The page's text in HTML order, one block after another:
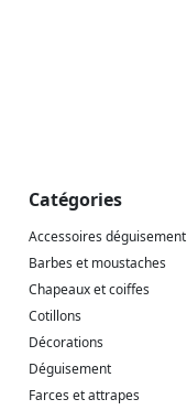
Catégories
Accessoires déguisement
Barbes et moustaches
Chapeaux et coiffes
Cotillons
Décorations
Déguisement
Farces et attrapes